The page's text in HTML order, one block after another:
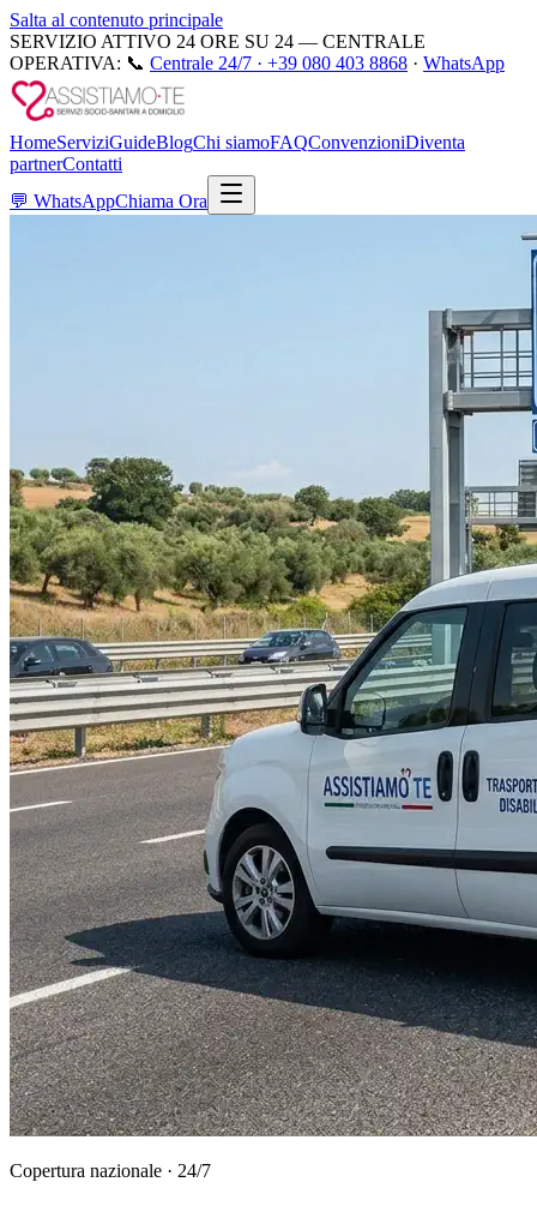
Salta al contenuto principale
SERVIZIO ATTIVO 24 ORE SU 24 — CENTRALE
OPERATIVA: 📞 Centrale 24/7 · +39 080 403 8868 · WhatsApp
HomeServiziGuideBlogChi siamoFAQConvenzioniDiventa
partnerContatti
💬 WhatsAppChiama Ora
Copertura nazionale · 24/7